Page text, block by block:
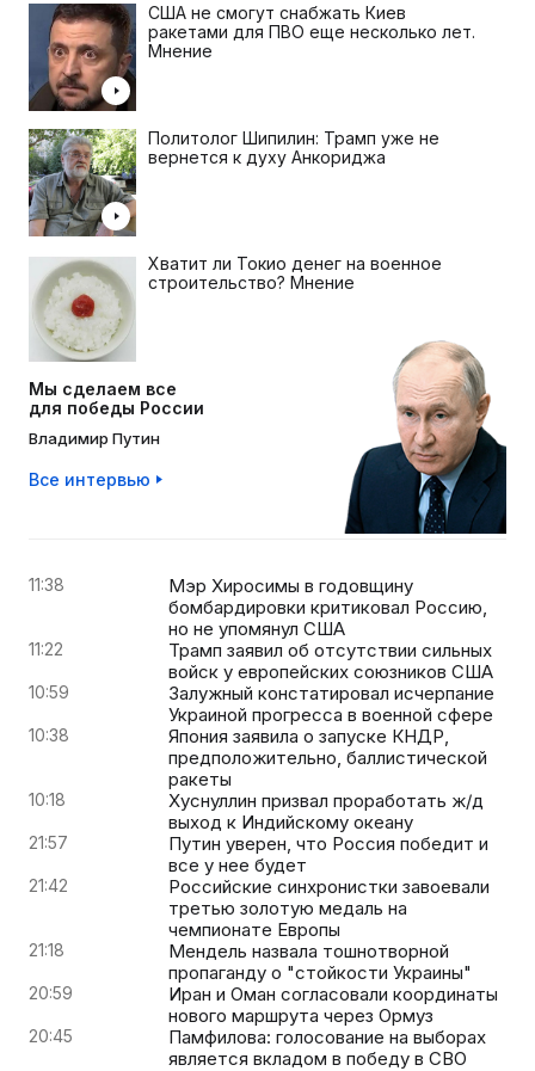
США не смогут снабжать Киев
ракетами для ПВО еще несколько лет.
Мнение
Политолог Шипилин: Трамп уже не
вернется к духу Анкориджа
Хватит ли Токио денег на военное
строительство? Мнение
Мы сделаем все
для победы России
Владимир Путин
Все интервью
11:38
Мэр Хиросимы в годовщину
бомбардировки критиковал Россию,
но не упомянул США
11:22
Трамп заявил об отсутствии сильных
войск у европейских союзников США
10:59
Залужный констатировал исчерпание
Украиной прогресса в военной сфере
10:38
Япония заявила о запуске КНДР,
предположительно, баллистической
ракеты
10:18
Хуснуллин призвал проработать ж/д
выход к Индийскому океану
21:57
Путин уверен, что Россия победит и
все у нее будет
21:42
Российские синхронистки завоевали
третью золотую медаль на
чемпионате Европы
21:18
Мендель назвала тошнотворной
пропаганду о "стойкости Украины"
20:59
Иран и Оман согласовали координаты
нового маршрута через Ормуз
20:45
Памфилова: голосование на выборах
является вкладом в победу в СВО